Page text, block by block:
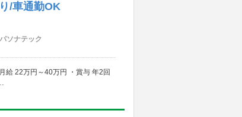
/車通勤OK
ソナテック
給 22万円～40万円 ・賞与 年2回